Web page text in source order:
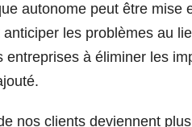
autonome peut être
les problèmes au
à éliminer les
nos clients deviennent